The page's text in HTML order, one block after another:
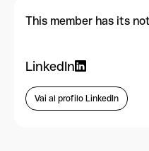
This member has its
LinkedIn
Vai al profilo LinkedIn